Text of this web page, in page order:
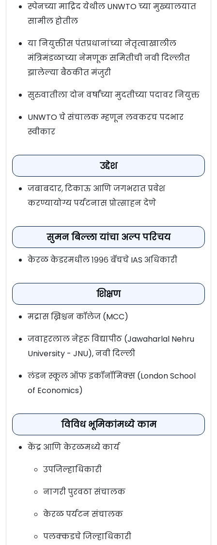
स्पेनच्या माद्रिद येथील UNWTO च्या मुख्यालयात
सामील होतील
या नियुक्तीस पंतप्रधानांच्या नेतृत्वाखालील
मंत्रिमंडळाच्या नेमणूक समितीची नवी दिल्लीत
झालेल्या बैठकीत मंजुरी
सुरुवातीला दोन वर्षांच्या मुदतीच्या पदावर नियुक्त
UNWTO चे संचालक म्हणून लवकरच पदभार
स्वीकार
उद्देश
जबाबदार, टिकाऊ आणि जगभरात प्रवेश
करण्यायोग्य पर्यटनास प्रोत्साहन देणे
सुमन बिल्ला यांचा अल्प परिचय
केरळ केडरमधील १९९६ बॅचचे IAS अधिकारी
शिक्षण
मद्रास ख्रिश्चन कॉलेज (MCC)
जवाहरलाल नेहरू विद्यापीठ (Jawaharlal Nehru
University - JNU), नवी दिल्ली
लंडन स्कूल ऑफ इकॉनॉमिक्स (London School
of Economics)
विविध भूमिकांमध्ये काम
केंद्र आणि केरळमध्ये कार्य
उपजिल्हाधिकारी
नागरी पुरवठा संचालक
केरळ पर्यटन संचालक
पलक्कडचे जिल्हाधिकारी